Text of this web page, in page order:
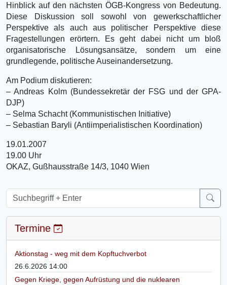
Hinblick auf den nächsten ÖGB-Kongress von Bedeutung.
Diese Diskussion soll sowohl von gewerkschaftlicher
Perspektive als auch aus politischer Perspektive diese
Fragestellungen erörtern. Es geht dabei nicht um bloß
organisatorische Lösungsansätze, sondern um eine
grundlegende, politische Auseinandersetzung.
Am Podium diskutieren:
– Andreas Kolm (Bundessekretär der FSG und der GPA-
DJP)
– Selma Schacht (Kommunistischen Initiative)
– Sebastian Baryli (Antiimperialistischen Koordination)
19.01.2007
19.00 Uhr
OKAZ, Gußhausstraße 14/3, 1040 Wien
Termine
Aktionstag - weg mit dem Kopftuchverbot
26.6.2026 14:00
Gegen Kriege, gegen Aufrüstung und die nuklearen